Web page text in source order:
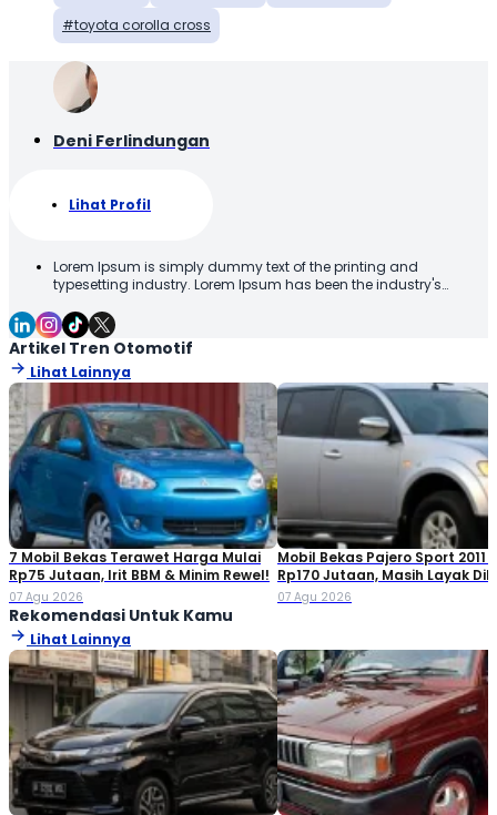
toyota corolla cross
Deni Ferlindungan
Lihat Profil
Lorem Ipsum is simply dummy text of the printing and
typesetting industry. Lorem Ipsum has been the industry's
printer took a galley of type and scrambled it to make a type
specimen book. It has survived not only five centuries, but also
the leap into electronic typesetting, remaining essentially
unchanged. It was popularised in the 1960s with the release of
Letraset sheets containing Lorem Ipsum passages, and more
recently with desktop publishing software like Aldus PageMaker
including versions of Lorem Ipsum
Artikel Tren Otomotif
Lihat Lainnya
7 Mobil Bekas Terawet Harga Mulai
Rp75 Jutaan, Irit BBM & Minim Rewel!
07 Agu 2026
Mobil Bekas Pajero Sport 2011
Rp170 Jutaan, Masih Layak
07 Agu 2026
Rekomendasi Untuk Kamu
Lihat Lainnya